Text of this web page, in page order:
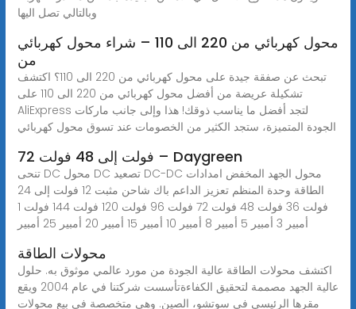
وبالتالي تصل اليها
محول كهربائي من 220 الى 110 – شراء محول كهربائي
من
تبحث عن صفقة جيدة على محول كهربائي من 220 الى 110؟ اكتشف
تشكيلة عريضة من أفضل محول كهربائي من 220 الى 110 على
AliExpress لتجد أفضل ما يناسب ذوقك! هذا وإلى جانب ماركات
الجودة المتميزة، ستجد الكثير من الخصومات عند تسوق محول كهربائي
72 فولت إلى 48 فولت – Daygreen
تنحى DC محول DC تصعيد DC-DC محول الجهد المخفض امدادات
الطاقة وحدة المنظم تعزيز الداعم باك شاحن مثبت 12 فولت إلى 24
فولت 36 فولت 48 فولت 72 فولت 96 فولت 120 فولت 144 فولت 1
أمبير 3 أمبير 5 أمبير 8 أمبير 10 أمبير 15 أمبير 20 أمبير 25 أمبير
محولات الطاقة
اكتشف محولات الطاقة عالية الجودة من مورد عالمي موثوق به. حلول
عالية الجهد مصممة لتحقيق الكفاءةتأسست شركتنا في عام 2004 ويقع
مقرها الرئيسي في سوتشو، الصين. وهي متخصصة في بيع محولات